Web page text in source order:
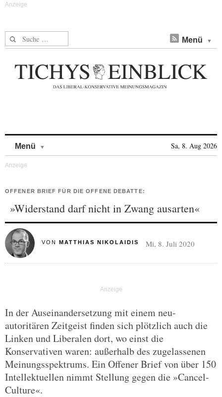
Suche nach: Menü
Menü Sa, 8. Aug 2026
OFFENER BRIEF FÜR DIE OFFENE DEBATTE:
»Widerstand darf nicht in Zwang ausarten«
VON MATTHIAS NIKOLAIDIS Mi, 8. Juli 2020
In der Auseinandersetzung mit einem neu-
autoritären Zeitgeist finden sich plötzlich auch die
Linken und Liberalen dort, wo einst die
Konservativen waren: außerhalb des zugelassenen
Meinungsspektrums. Ein Offener Brief von über 150
Intellektuellen nimmt Stellung gegen die »Cancel-
Culture«.